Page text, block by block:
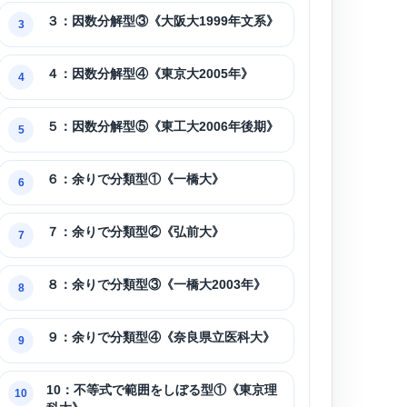
3 ３：因数分解型③《大阪大1999年文系》
4 ４：因数分解型④《東京大2005年》
5 ５：因数分解型⑤《東工大2006年後期》
6 ６：余りで分類型①《一橋大》
7 ７：余りで分類型②《弘前大》
8 ８：余りで分類型③《一橋大2003年》
9 ９：余りで分類型④《奈良県立医科大》
10
10：不等式で範囲をしぼる型①《東京理